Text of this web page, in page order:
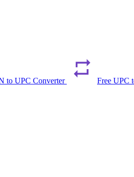
to UPC Converter
Free UPC